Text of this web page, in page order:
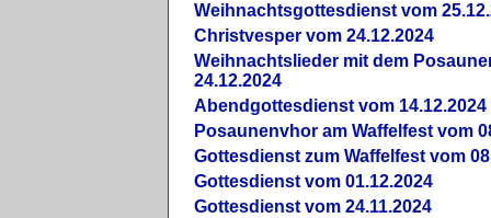
Weihnachtsgottesdienst vom
Christvesper vom 24.12.2024
Weihnachtslieder mit dem
24.12.2024
Abendgottesdienst vom 14.12.2024
Posaunenvhor am Waffelfest vom
Gottesdienst zum Waffelfest vom
Gottesdienst vom 01.12.2024
Gottesdienst vom 24.11.2024